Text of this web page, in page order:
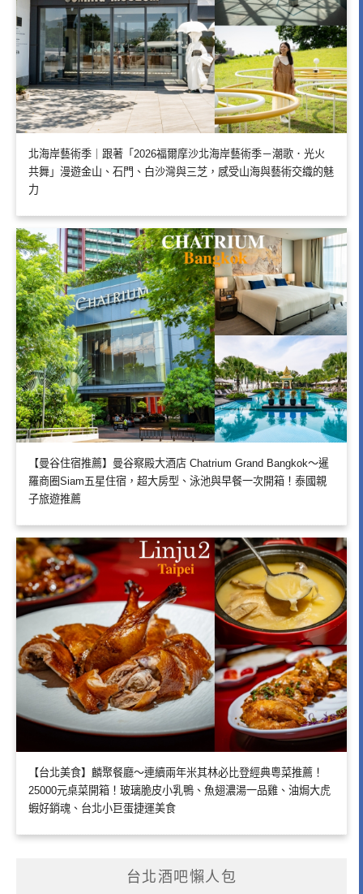
北海岸藝術季｜跟著「2026福爾摩沙北海岸藝術季－潮歌．光火
共舞」漫遊金山、石門、白沙灣與三芝，感受山海與藝術交織的魅
力
【曼谷住宿推薦】曼谷察殿大酒店 Chatrium Grand Bangkok～暹
羅商圈Siam五星住宿，超大房型、泳池與早餐一次開箱！泰國親
子旅遊推薦
【台北美食】麟聚餐廳～連續兩年米其林必比登經典粵菜推薦！
25000元桌菜開箱！玻璃脆皮小乳鴨、魚翅濃湯一品雞、油焗大虎
蝦好銷魂、台北小巨蛋捷運美食
台北酒吧懶人包